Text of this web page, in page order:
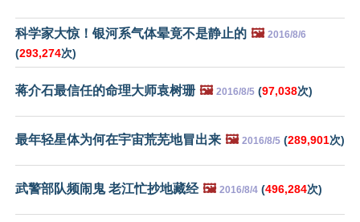
科学家大惊！银河系气体晕竟不是静止的 🖼️ 2016/8/6
(293,274次)
蒋介石最信任的命理大师袁树珊 🖼️ 2016/8/5 (97,038次)
最年轻星体为何在宇宙荒芜地冒出来 🖼️ 2016/8/5 (289,901次)
武警部队频闹鬼 老江忙抄地藏经 🖼️ 2016/8/4 (496,284次)